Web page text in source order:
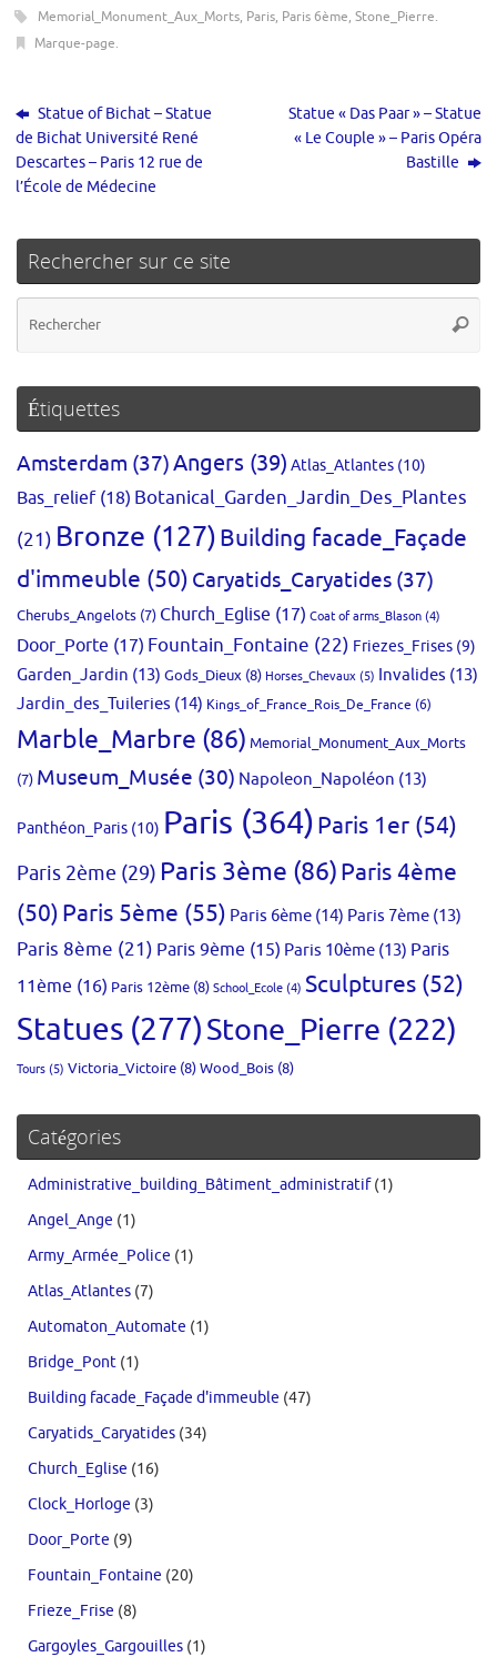
Memorial_Monument_Aux_Morts, Paris, Paris 6ème, Stone_Pierre.
Marque-page.
Statue of Bichat – Statue
de Bichat Université René
Descartes – Paris 12 rue de
l’École de Médecine
Statue « Das Paar » – Statue
« Le Couple » – Paris Opéra
Bastille
Rechercher sur ce site
Étiquettes
Amsterdam (37)Angers (39) Atlas_Atlantes (10)
Bas_relief(18) Botanical_Garden_Jardin_Des_Plantes
(21) Bronze (127)Building facade_Façade
d'immeuble (50) Caryatids_Caryatides (37)
Cherubs_Angelots (7) Church_Eglise (17) Coat of arms_Blason (4)
Door_Porte (17) Fountain_Fontaine (22) Friezes_Frises (9)
Garden_Jardin (13) Gods_Dieux (8) Horses_Chevaux (5) Invalides (13)
Jardin_des_Tuileries (14) Kings_of_France_Rois_De_France (6)
Marble_Marbre (86) Memorial_Monument_Aux_Morts
(7) Museum_Musée (30) Napoleon_Napoléon (13)
Panthéon_Paris (10) Paris (364)Paris 1er (54)
Paris 2ème (29) Paris 3ème (86)Paris 4ème
(50)Paris 5ème (55) Paris 6ème (14) Paris 7ème (13)
Paris 8ème (21) Paris 9ème (15) Paris 10ème (13) Paris
11ème (16) Paris 12ème (8) School_Ecole (4) Sculptures (52)
Statues (277)Stone_Pierre (222)
Tours (5) Victoria_Victoire (8)Wood_Bois (8)
Catégories
Administrative_building_Bâtiment_administratif(1)
Angel_Ange (1)
Army_Armée_Police (1)
Atlas_Atlantes (7)
Automaton_Automate (1)
Bridge_Pont (1)
Building facade_Façade d'immeuble (47)
Caryatids_Caryatides (34)
Church_Eglise (16)
Clock_Horloge (3)
Door_Porte (9)
Fountain_Fontaine (20)
Frieze_Frise (8)
Gargoyles_Gargouilles (1)